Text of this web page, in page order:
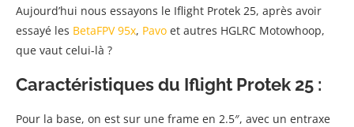
Aujourd’hui nous essayons le Iflight Protek 25, après avoir
essayé les BetaFPV 95x, Pavo et autres HGLRC Motowhoop,
que vaut celui-là ?
Caractéristiques du Iflight Protek 25 :
Pour la base, on est sur une frame en 2.5″, avec un entraxe